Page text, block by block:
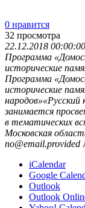
0 нравится
32 просмотра
22.12.2018 00:00:00
Программа
исторические
Программа
исторические
народов»«Русский
занимается
в тематических
Московская
no@email.provided
iCalendar
Google
Outlook
Outlook